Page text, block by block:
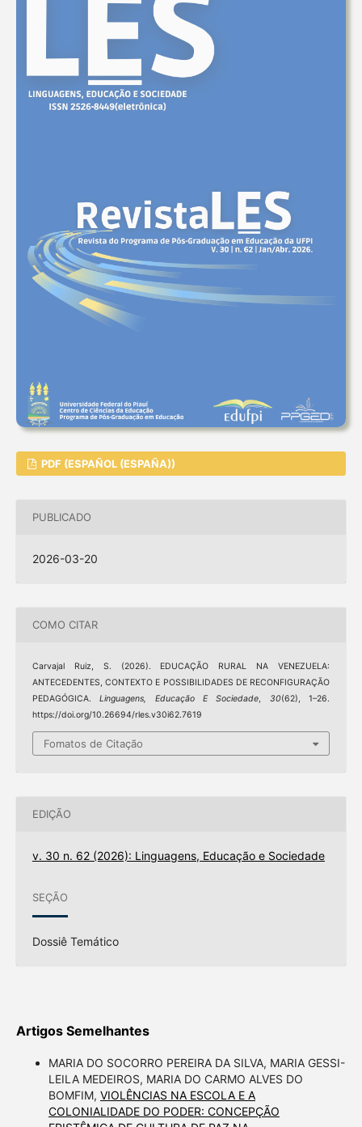
PDF (ESPAÑOL (ESPAÑA))
PUBLICADO
2026-03-20
COMO CITAR
Carvajal Ruiz, S. (2026). EDUCAÇÃO RURAL NA VENEZUELA:
ANTECEDENTES, CONTEXTO E POSSIBILIDADES DE RECONFIGURAÇÃO
PEDAGÓGICA.Linguagens, Educação E Sociedade, 30(62), 1–26.
https://doi.org/10.26694/rles.v30i62.7619
Fomatos de Citação
EDIÇÃO
v. 30 n. 62 (2026): Linguagens, Educação e Sociedade
SEÇÃO
Dossiê Temático
Artigos Semelhantes
MARIA DO SOCORRO PEREIRA DA SILVA, MARIA GESSI-
LEILA MEDEIROS, MARIA DO CARMO ALVES DO
BOMFIM, VIOLÊNCIAS NA ESCOLA E A
COLONIALIDADE DO PODER: CONCEPÇÃO